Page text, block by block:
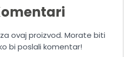
ovaj proizvod. Morate biti
bi poslali komentar!